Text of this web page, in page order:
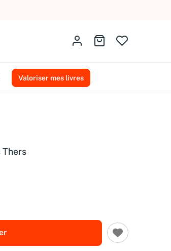
Identifiez-vousAller au panier
Valoriser mes livres
Thers